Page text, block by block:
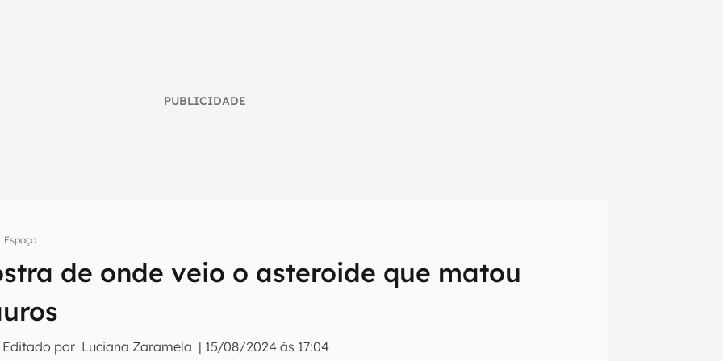
PUBLICIDADE
Espaço
de onde veio o asteroide que matou
Editado por Luciana Zaramela | 15/08/2024 às 17:04
inteligente do mundo tech!
do Canaltech e receba notícias e reviews sobre tecnologia em primeira